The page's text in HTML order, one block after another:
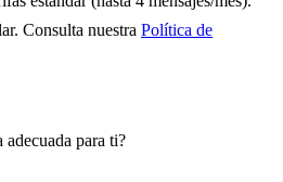
Consulta nuestra Política de
adecuada para ti?